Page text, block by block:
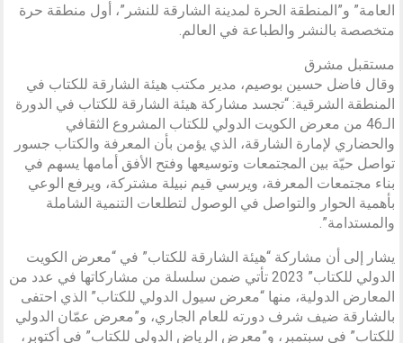
العامة” و”المنطقة الحرة لمدينة الشارقة للنشر”، أول منطقة حرة
متخصصة بالنشر والطباعة في العالم.
مستقبل مشرق
وقال فاضل حسين بوصيم، مدير مكتب هيئة الشارقة للكتاب في
المنطقة الشرقية: “تجسد مشاركة هيئة الشارقة للكتاب في الدورة
الـ46 من معرض الكويت الدولي للكتاب المشروع الثقافي
والحضاري لإمارة الشارقة، الذي يؤمن بأن المعرفة والكتاب جسور
تواصل حيّة بين المجتمعات وتوسيعها وفتح الأفق أمامها يسهم في
بناء مجتمعات المعرفة، ويرسي قيم نبيلة مشتركة، ويرفع الوعي
بأهمية الحوار والتواصل في الوصول لتطلعات التنمية الشاملة
والمستدامة”.
يشار إلى أن مشاركة “هيئة الشارقة للكتاب” في “معرض الكويت
الدولي للكتاب” 2023 تأتي ضمن سلسلة من مشاركاتها في عدد من
المعارض الدولية، منها “معرض سيول الدولي للكتاب” الذي احتفى
بالشارقة ضيف شرف دورته للعام الجاري، و”معرض عمّان الدولي
للكتاب” في سبتمبر، و”معرض الرياض الدولي للكتاب” في أكتوبر،